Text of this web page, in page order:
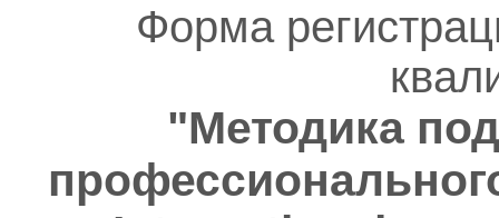
Форма
"Методика